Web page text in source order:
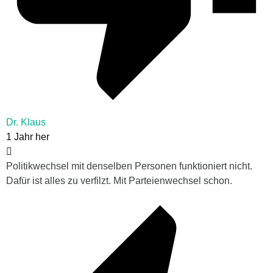
Dr. Klaus
1 Jahr her
Politikwechsel mit denselben Personen funktioniert nicht.
Dafür ist alles zu verfilzt. Mit Parteienwechsel schon.